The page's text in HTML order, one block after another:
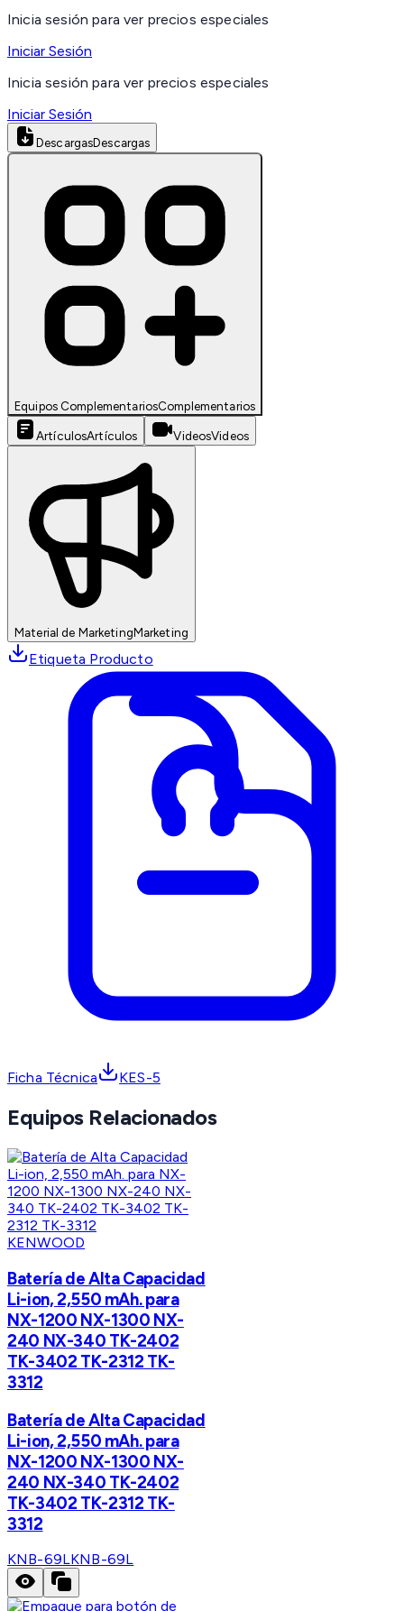
Inicia sesión para ver precios especiales
Iniciar Sesión
Inicia sesión para ver precios especiales
Iniciar Sesión
DescargasDescargas
Equipos ComplementariosComplementarios
ArtículosArtículos VideosVideos
Material de MarketingMarketing
Etiqueta Producto
Ficha Técnica KES-5
Equipos Relacionados
KENWOOD
Batería de Alta Capacidad
Li-ion, 2,550 mAh. para
NX-1200 NX-1300 NX-
240 NX-340 TK-2402
TK-3402 TK-2312 TK-
3312
Batería de Alta Capacidad
Li-ion, 2,550 mAh. para
NX-1200 NX-1300 NX-
240 NX-340 TK-2402
TK-3402 TK-2312 TK-
3312
KNB-69LKNB-69L